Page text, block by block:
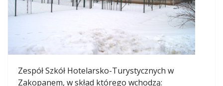
Zespół Szkół Hotelarsko-Turystycznych w
Zakopanem, w skład którego wchodzą: